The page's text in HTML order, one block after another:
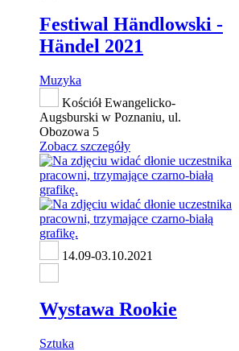
Festiwal Händlowski -
Händel 2021
Muzyka
Kościół Ewangelicko-
Augsburski w Poznaniu, ul.
Obozowa 5
Zobacz szczegóły
14.09-03.10.2021
Wystawa Rookie
Sztuka